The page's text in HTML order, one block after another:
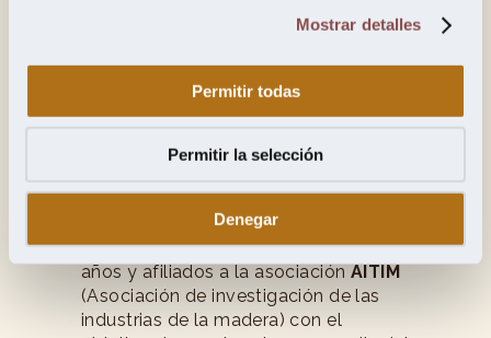
Mostrar detalles
Permitir todas
Permitir la selección
Denegar
Jesús del Ser y Cía, S.A.
, artesanos y
fabricantes madereros con más de 45
años y afiliados a la asociaciónAITIM
(Asociación de investigación de las
industrias de la madera) con el